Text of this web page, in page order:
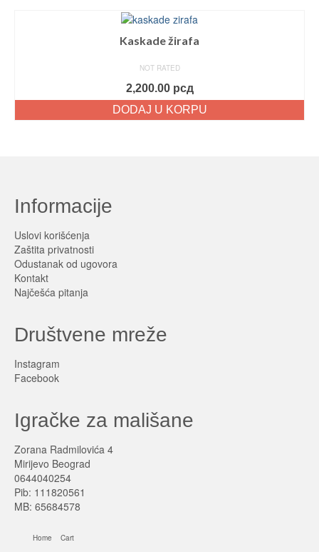
Kaskade žirafa
NOT RATED
2,200.00 рсд
DODAJ U KORPU
Informacije
Uslovi korišćenja
Zaštita privatnosti
Odustanak od ugovora
Kontakt
Najčešća pitanja
Društvene mreže
Instagram
Facebook
Igračke za mališane
Zorana Radmilovića 4
Mirijevo Beograd
0644040254
Pib: 111820561
MB: 65684578
Home Cart